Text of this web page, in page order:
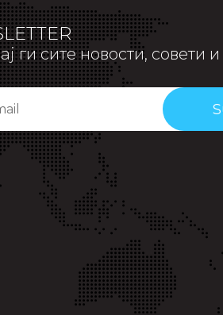
ги сите новости, совети